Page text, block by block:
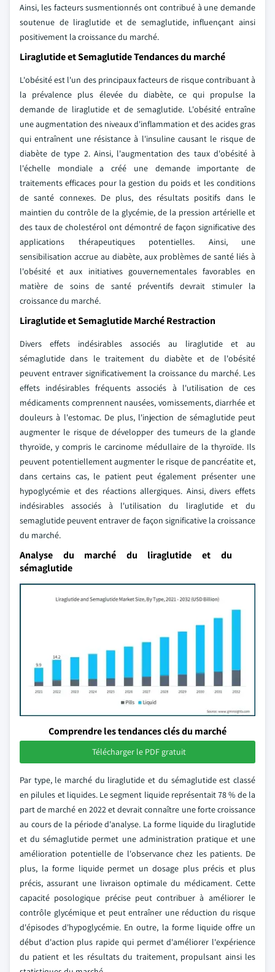
Ainsi, les facteurs susmentionnés ont contribué à une demande
soutenue de liraglutide et de semaglutide, influençant ainsi
positivement la croissance du marché.
Liraglutide et Semaglutide Tendances du marché
L'obésité est l'un des principaux facteurs de risque contribuant à
la prévalence plus élevée du diabète, ce qui propulse la
demande de liraglutide et de semaglutide. L'obésité entraîne
une augmentation des niveaux d'inflammation et des acides gras
qui entraînent une résistance à l'insuline causant le risque de
diabète de type 2. Ainsi, l'augmentation des taux d'obésité à
l'échelle mondiale a créé une demande importante de
traitements efficaces pour la gestion du poids et les conditions
de santé connexes. De plus, des résultats positifs dans le
maintien du contrôle de la glycémie, de la pression artérielle et
des taux de cholestérol ont démontré de façon significative des
applications thérapeutiques potentielles. Ainsi, une
sensibilisation accrue au diabète, aux problèmes de santé liés à
l'obésité et aux initiatives gouvernementales favorables en
matière de soins de santé préventifs devrait stimuler la
croissance du marché.
Liraglutide et Semaglutide Marché Restraction
Divers effets indésirables associés au liraglutide et au
sémaglutide dans le traitement du diabète et de l'obésité
peuvent entraver significativement la croissance du marché. Les
effets indésirables fréquents associés à l'utilisation de ces
médicaments comprennent nausées, vomissements, diarrhée et
douleurs à l'estomac. De plus, l'injection de sémaglutide peut
augmenter le risque de développer des tumeurs de la glande
thyroïde, y compris le carcinome médullaire de la thyroïde. Ils
peuvent potentiellement augmenter le risque de pancréatite et,
dans certains cas, le patient peut également présenter une
hypoglycémie et des réactions allergiques. Ainsi, divers effets
indésirables associés à l'utilisation du liraglutide et du
semaglutide peuvent entraver de façon significative la croissance
du marché.
Analyse du marché du liraglutide et du
sémaglutide
Comprendre les tendances clés du marché
Télécharger le PDF gratuit
Par type, le marché du liraglutide et du sémaglutide est classé
en pilules et liquides. Le segment liquide représentait 78 % de la
part de marché en 2022 et devrait connaître une forte croissance
au cours de la période d'analyse. La forme liquide du liraglutide
et du sémaglutide permet une administration pratique et une
amélioration potentielle de l'observance chez les patients. De
plus, la forme liquide permet un dosage plus précis et plus
précis, assurant une livraison optimale du médicament. Cette
capacité posologique précise peut contribuer à améliorer le
contrôle glycémique et peut entraîner une réduction du risque
d'épisodes d'hypoglycémie. En outre, la forme liquide offre un
début d'action plus rapide qui permet d'améliorer l'expérience
du patient et les résultats du traitement, propulsant ainsi les